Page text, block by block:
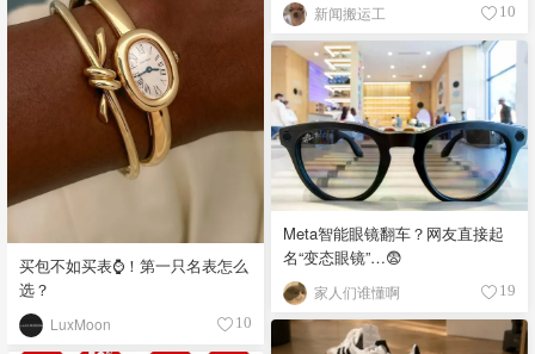
新闻搬运工 10
买包不如买表⌚️！第一只名表怎么
选？
LuxMoon 10
Meta智能眼镜翻车？网友直接起
名“变态眼镜”…😨
家人们谁懂啊 19